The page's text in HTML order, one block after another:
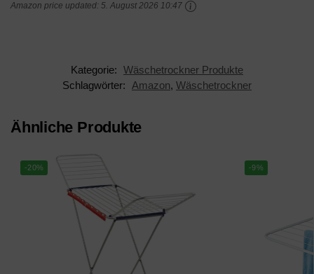
kg | made in...
Amazon price updated: 5. August 2026 10:47
Kategorie: Wäschetrockner Produkte
Schlagwörter:
Amazon, Wäschetrockner
Ähnliche Produkte
-20% -9%